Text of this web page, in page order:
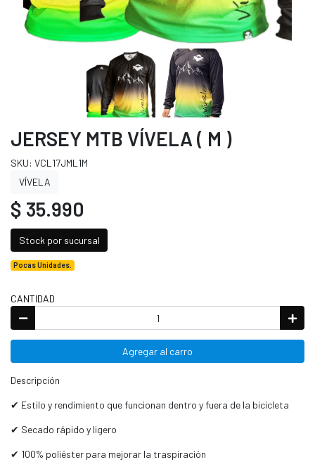
JERSEY MTB VÍVELA ( M )
SKU: VCL17JML1M
VÍVELA
$ 35.990
Stock por sucursal
Pocas Unidades.
CANTIDAD
Agregar al carro
Descripción
✔ Estilo y rendimiento que funcionan dentro y fuera de la bicicleta
✔ Secado rápido y ligero
✔ 100% poliéster para mejorar la traspiración